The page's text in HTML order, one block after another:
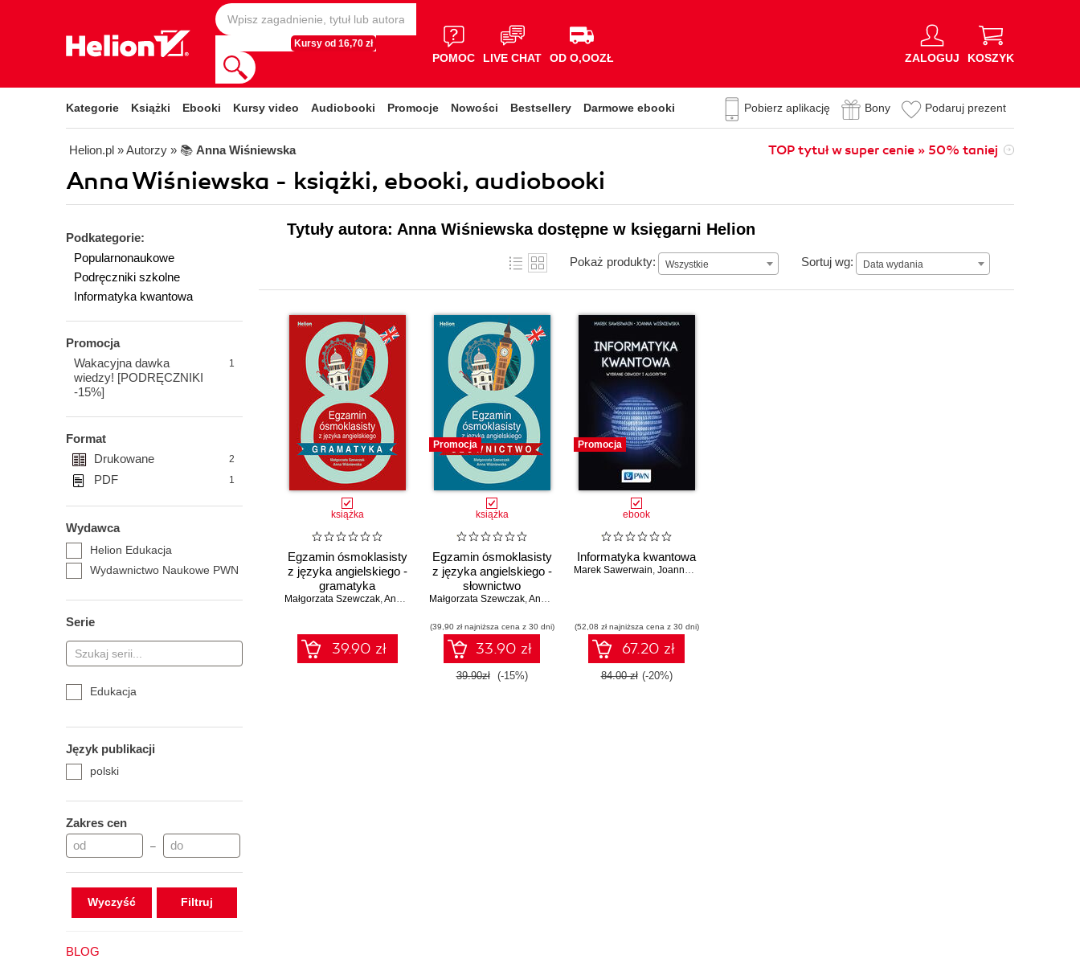
Kursy od 16,70 zł
POMOC LIVE CHAT OD O,OOZŁ ZALOGUJ KOSZYK
Kategorie Książki Ebooki Kursy video Audiobooki Promocje Nowości Bestsellery Darmowe ebooki Pobierz aplikację Bony Podaruj prezent
Helion.pl » Autorzy » 📚 Anna Wiśniewska TOP tytuł w super cenie » 50% taniej
Anna Wiśniewska - książki, ebooki, audiobooki
Podkategorie:
Popularnonaukowe
Podręczniki szkolne
Informatyka kwantowa
Promocja
Wakacyjna dawka
wiedzy! [PODRĘCZNIKI
-15%]
1
Format
Drukowane
2
PDF 1
Wydawca
Helion Edukacja
Wydawnictwo Naukowe PWN
Serie
Edukacja
Język publikacji
polski
Zakres cen
–
Wyczyść
BLOG
Tytuły autora: Anna Wiśniewska dostępne w księgarni Helion
Pokaż produkty: Wszystkie Sortuj wg: Data wydania
Data wydania
książka
Egzamin ósmoklasisty
z języka angielskiego -
gramatyka
Małgorzata Szewczak,Anna Wiśniewska
39.90 zł
Promocja
książka
Egzamin ósmoklasisty
z języka angielskiego -
słownictwo
Małgorzata Szewczak,Anna Wiśniewska
(39,90 zł najniższa cena z 30 dni)
33.90 zł
39.90zł (-15%)
Promocja
ebook
Informatyka kwantowa
Marek Sawerwain, Joanna Wiśniewska
(52,08 zł najniższa cena z 30 dni)
67.20 zł
84.00 zł (-20%)